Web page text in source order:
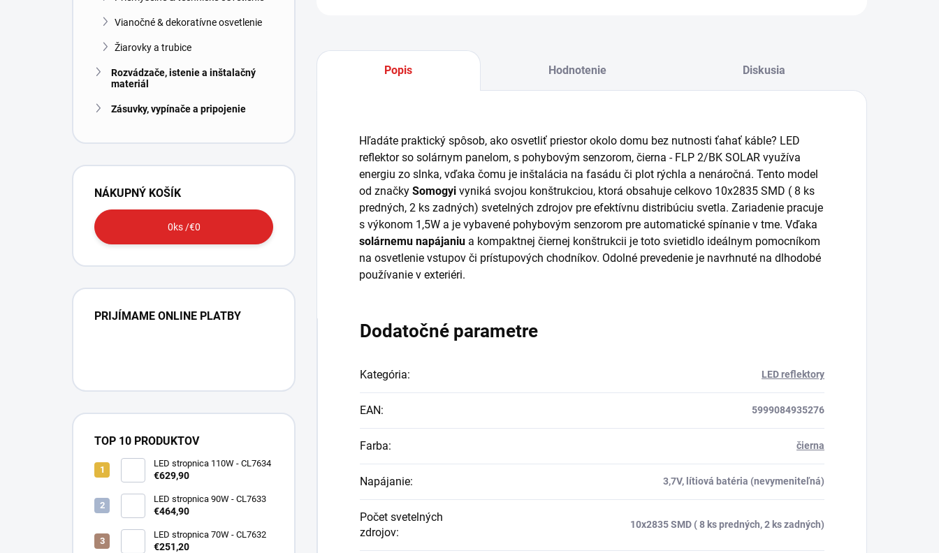
Vianočné & dekoratívne osvetlenie
Žiarovky a trubice
Rozvádzače, istenie a inštalačný
materiál
Zásuvky, vypínače a pripojenie
NÁKUPNÝ KOŠÍK
0ks /€0
PRIJÍMAME ONLINE PLATBY
TOP 10 PRODUKTOV
LED stropnica 110W - CL7634
€629,90
LED stropnica 90W - CL7633
€464,90
LED stropnica 70W - CL7632
€251,20
Popis Hodnotenie Diskusia
Hľadáte praktický spôsob, ako osvetliť priestor okolo domu bez nutnosti ťahať káble? LED
reflektor so solárnym panelom, s pohybovým senzorom, čierna - FLP 2/BK SOLAR využíva
energiu zo slnka, vďaka čomu je inštalácia na fasádu či plot rýchla a nenáročná. Tento model
od značky Somogyi vyniká svojou konštrukciou, ktorá obsahuje celkovo 10x2835 SMD ( 8 ks
predných, 2 ks zadných) svetelných zdrojov pre efektívnu distribúciu svetla. Zariadenie pracuje
s výkonom 1,5W a je vybavené pohybovým senzorom pre automatické spínanie v tme. Vďaka
solárnemu napájaniu a kompaktnej čiernej konštrukcii je toto svietidlo ideálnym pomocníkom
na osvetlenie vstupov či prístupových chodníkov. Odolné prevedenie je navrhnuté na dlhodobé
používanie v exteriéri.
Dodatočné parametre
Kategória: LED reflektory
EAN: 5999084935276
Farba: čierna
Napájanie: 3,7V, lítiová batéria (nevymeniteľná)
Počet svetelných
zdrojov:
10x2835 SMD ( 8 ks predných, 2 ks zadných)